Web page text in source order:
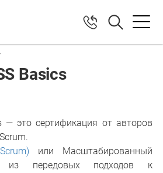
Basics
— это сертификация от авторов
или Масштабированный
передовых подходов к